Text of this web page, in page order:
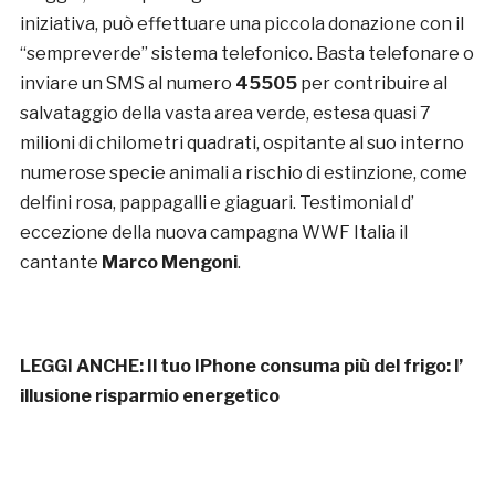
iniziativa, può effettuare una piccola donazione con il
“sempreverde” sistema telefonico. Basta telefonare o
inviare un SMS al numero 45505per contribuire al
salvataggio della vasta area verde, estesa quasi 7
milioni di chilometri quadrati, ospitante al suo interno
numerose specie animali a rischio di estinzione, come
delfini rosa, pappagalli e giaguari. Testimonial d’
eccezione della nuova campagna WWF Italia il
cantante Marco Mengoni.
LEGGI ANCHE:Il tuo IPhone consuma più del frigo: l’
illusione risparmio energetico